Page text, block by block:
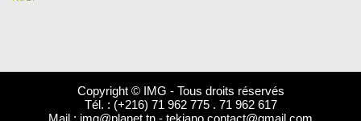
Copyright © IMG - Tous droits réservés
Tél. : (+216) 71 962 775 . 71 962 617
Mail : img@planet.tn - tekiano.contact@gmail.com